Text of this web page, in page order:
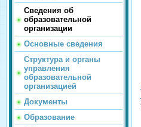
Сведения об
образовательной
организации
Основные сведения
Структура и органы
управления
образовательной
организацией
Документы
Образование